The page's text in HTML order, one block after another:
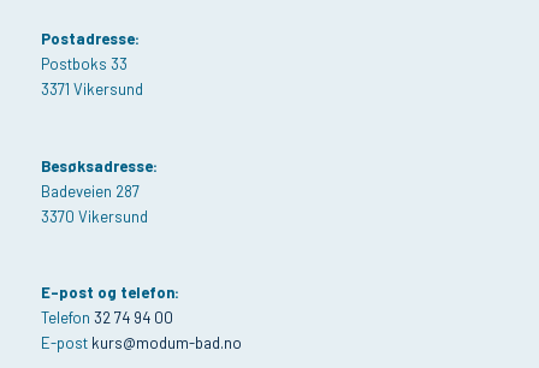
Postadresse:
Postboks 33
3371 Vikersund
Besøksadresse:
Badeveien 287
3370 Vikersund
E-post og telefon:
Telefon 32 74 94 00
E-post kurs@modum-bad.no